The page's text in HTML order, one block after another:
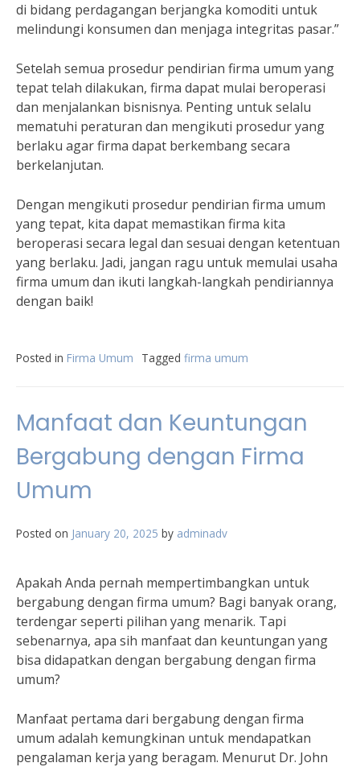
di bidang perdagangan berjangka komoditi untuk
melindungi konsumen dan menjaga integritas pasar.”
Setelah semua prosedur pendirian firma umum yang
tepat telah dilakukan, firma dapat mulai beroperasi
dan menjalankan bisnisnya. Penting untuk selalu
mematuhi peraturan dan mengikuti prosedur yang
berlaku agar firma dapat berkembang secara
berkelanjutan.
Dengan mengikuti prosedur pendirian firma umum
yang tepat, kita dapat memastikan firma kita
beroperasi secara legal dan sesuai dengan ketentuan
yang berlaku. Jadi, jangan ragu untuk memulai usaha
firma umum dan ikuti langkah-langkah pendiriannya
dengan baik!
Posted in Firma Umum Tagged firma umum
Manfaat dan Keuntungan
Bergabung dengan Firma
Umum
Posted on January 20, 2025 by adminadv
Apakah Anda pernah mempertimbangkan untuk
bergabung dengan firma umum? Bagi banyak orang,
terdengar seperti pilihan yang menarik. Tapi
sebenarnya, apa sih manfaat dan keuntungan yang
bisa didapatkan dengan bergabung dengan firma
umum?
Manfaat pertama dari bergabung dengan firma
umum adalah kemungkinan untuk mendapatkan
pengalaman kerja yang beragam. Menurut Dr. John